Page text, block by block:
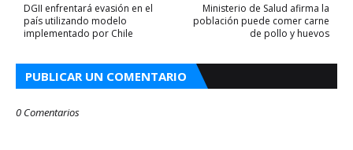
Ministerio de Salud afirma la
población puede comer carne
de pollo y huevos
DGII enfrentará evasión en el
país utilizando modelo
implementado por Chile
PUBLICAR UN COMENTARIO
0 Comentarios